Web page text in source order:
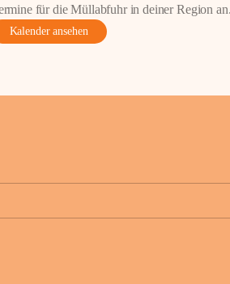
für die Müllabfuhr in deiner Region
Kalender ansehen